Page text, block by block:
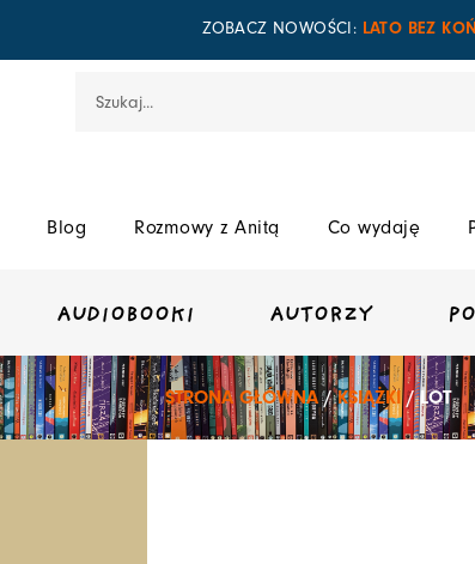
ZOBACZ NOWOŚCI: LATO BEZ
Blog Rozmowy z Anitą Co wydaję
AUDIOBOOKI AUTORZY
STRONA GŁÓWNA/KSIĄŻKI/ LOT